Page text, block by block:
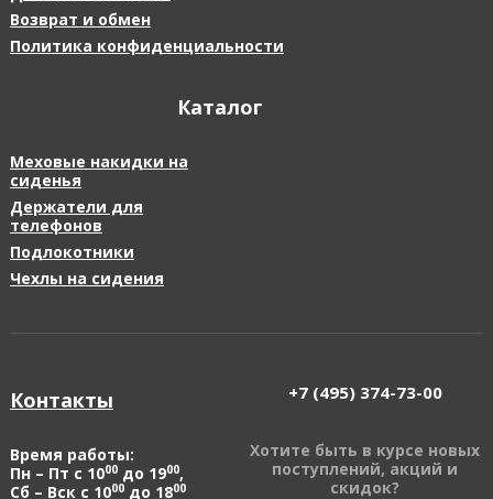
Возврат и обмен
Политика конфиденциальности
Каталог
Меховые накидки на
сиденья
Держатели для
телефонов
Подлокотники
Чехлы на сидения
Контакты
Время работы:
Пн – Пт с 1000до 1900,
Сб – Вск с 1000до 1800
+7 (495) 374-73-00
Хотите быть в курсе новых
поступлений, акций и
скидок?